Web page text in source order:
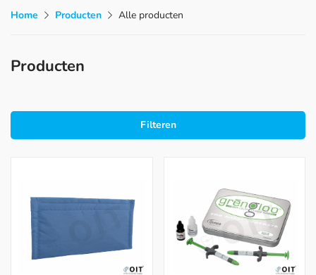
Home Producten Alle producten
Producten
Filteren